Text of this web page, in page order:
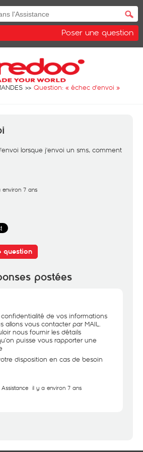
Poser une question
Question: « échec d'envoi »
lorsque j'envoi un sms, comment
environ 7 ans
question
postées
de vos informations
allons vous contacter par MAIL.
nous fournir les détails
puisse vous rapporter une
disposition en cas de besoin
il y a environ 7 ans